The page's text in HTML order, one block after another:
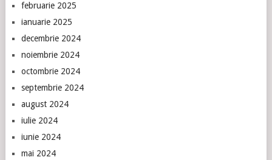
februarie 2025
ianuarie 2025
decembrie 2024
noiembrie 2024
octombrie 2024
septembrie 2024
august 2024
iulie 2024
iunie 2024
mai 2024